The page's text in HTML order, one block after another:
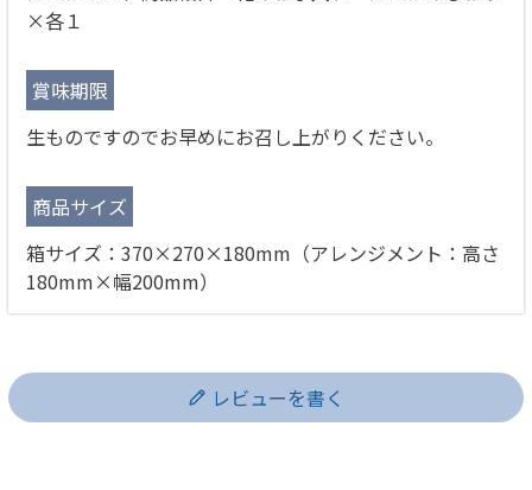
×各１
賞味期限
生ものですのでお早めにお召し上がりください。
商品サイズ
箱サイズ：370×270×180mm（アレンジメント：高さ
180mm×幅200mm）
レビューを書く